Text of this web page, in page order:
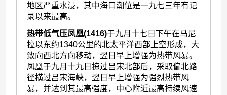
地区严重水浸，其中海口潮位是一九七三年有记
录以来最高。
热带低气压凤凰(1416)于九月十七日下午在马尼
拉以东约1340公里的北太平洋西部上空形成，大
致向西北方向移动，翌日早上增强为热带风暴。
凤凰于九月十九日掠过吕宋北部后，采取偏北路
径横过吕宋海峡，翌日早上增强为强烈热带风
暴，并达到其最高强度，中心附近最高持续风速